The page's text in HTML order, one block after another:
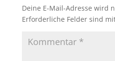
Deine E-Mail-Adresse wird
Erforderliche Felder sind